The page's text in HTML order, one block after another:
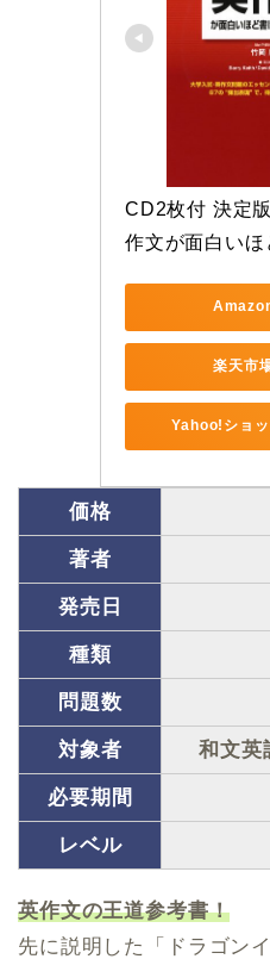
CD2枚付 決定
作文が面白いほ
楽天市
Yahoo!ショ
価格
著者
発売日
種類
問題数
対象者 和文英
必要期間
レベル
英作文の王道参考書！
先に説明した「ドラゴン